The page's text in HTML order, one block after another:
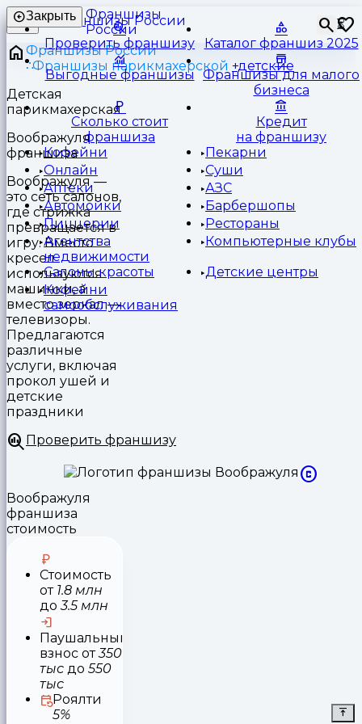
Франшизы
России
⏳
Закрыть
Проверить франшизу Каталог франшиз 2025
Выгодные франшизы Франшизы для малого
бизнеса
Сколько стоит
франшиза
Кредит
на франшизу
Кофейни
Пекарни
Онлайн
Суши
Аптеки
АЗС
Автомойки
Барбершопы
Пиццерии
Рестораны
Агентства
недвижимости
Компьютерные клубы
Салоны красоты
Детские центры
Кофейни
самообслуживания
Франшизы России
Франшизы парикмахерской
детские
Детская
парикмахерская
Воображуля
франшиза
Воображуля —
это сеть салонов,
где стрижка
превращается в
игру. Вместо
кресел
используются
машинки, а
вместо зеркал —
телевизоры.
Предлагаются
различные
услуги, включая
прокол ушей и
детские
праздники
Проверить франшизу
Воображуля
франшиза
стоимость
Стоимость
от 1.8 млн
до3.5 млн
Паушальный
взнос от350
тыс до 550
тыс
Роялти
5%